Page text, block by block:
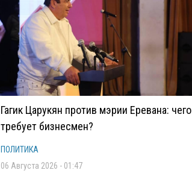
Гагик Царукян против мэрии Еревана: чего
требует бизнесмен?
ПОЛИТИКА
06 Августа 2026 - 01:47